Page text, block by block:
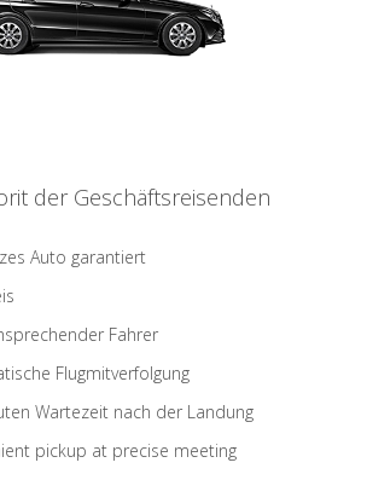
der Geschäftsreisenden
Auto garantiert
Fahrer
Flugmitverfolgung
Wartezeit nach der Landung
pickup at precise meeting